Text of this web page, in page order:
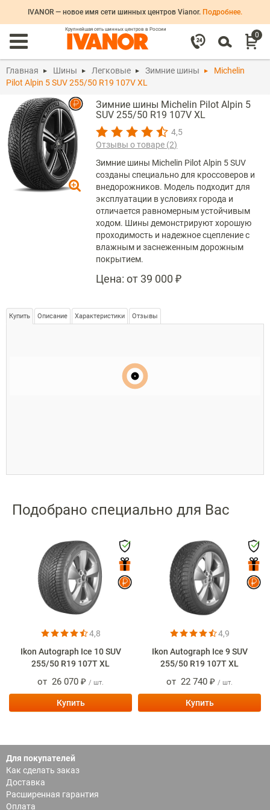
IVANOR — новое имя сети шинных центров Vianor. Подробнее.
0
Крупнейшая сеть шинных центров в России
Главная Шины Легковые Зимние шины
Michelin
Pilot Alpin 5 SUV 255/50 R19 107V XL
Зимние шины Michelin Pilot Alpin 5
SUV 255/50 R19 107V XL
4,5
Отзывы о товаре (2)
Зимние шины Michelin Pilot Alpin 5 SUV
созданы специально для кроссоверов и
внедорожников. Модель подходит для
эксплуатации в условиях города и
отличается равномерным устойчивым
ходом. Шины демонстрируют хорошую
проходимость и надежное сцепление с
влажным и заснеженным дорожным
покрытием.
Цена: от 39 000 ₽
Купить Описание Характеристики Отзывы
Подобрано специально для Вас
4,8
Ikon Autograph Ice 10 SUV
255/50 R19 107T XL
от 26 070 ₽ / шт.
Купить
4,9
Ikon Autograph Ice 9 SUV
255/50 R19 107T XL
от 22 740 ₽ / шт.
Купить
Для покупателей
Как сделать заказ
Доставка
Расширенная гарантия
Оплата